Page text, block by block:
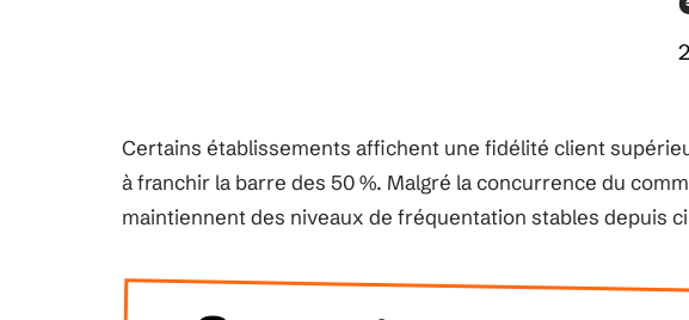
Certains établissements affichent une fidélité client
à franchir la barre des 50 %. Malgré la concurrence du
maintiennent des niveaux de fréquentation stables depuis